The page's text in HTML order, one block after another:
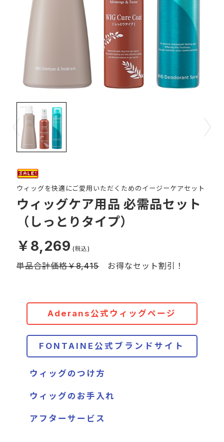
ウィッグケア用品 必需品セット
（しっとりタイプ）
ウィッグを快適にご愛用いただくためのイージーケアセット
￥8,269
単品合計価格￥8,415お得なセット割引！
Aderans公式ウィッグページ
FONTAINE公式ブランドサイト
ウィッグのつけ方
ウィッグのお手入れ
アフターサービス